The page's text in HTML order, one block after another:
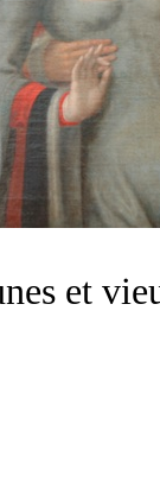
et